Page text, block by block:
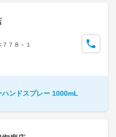
７８－１
ンドスプレー 1000mL